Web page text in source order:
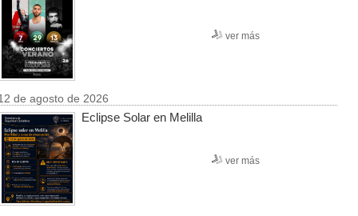
ver más
de agosto de 2026
Eclipse Solar en Melilla
ver más